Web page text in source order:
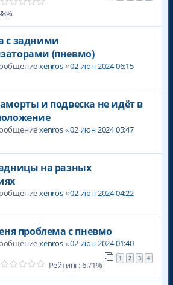
с задними
(пневмо)
xenros«02 июн 2024 06:15
и подвеска не идёт в
xenros«02 июн 2024 05:47
на разных
xenros«02 июн 2024 04:22
проблема с пневмо
xenros«02 июн 2024 01:40
1 2 3 4
Рейтинг: 6.71%